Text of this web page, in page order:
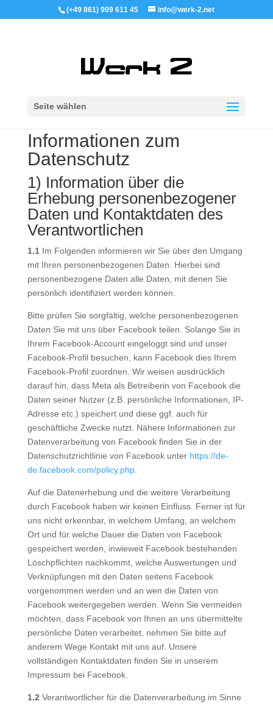
(+49 861) 909 611 45 info@werk-2.net
Seite wählen
Informationen zum
Datenschutz
1) Information über die
Erhebung personenbezogener
Daten und Kontaktdaten des
Verantwortlichen
1.1Im Folgenden informieren wir Sie über den Umgang
mit Ihren personenbezogenen Daten. Hierbei sind
personenbezogene Daten alle Daten, mit denen Sie
persönlich identifiziert werden können.
Bitte prüfen Sie sorgfältig, welche personenbezogenen
Daten Sie mit uns über Facebook teilen. Solange Sie in
Ihrem Facebook-Account eingeloggt sind und unser
Facebook-Profil besuchen, kann Facebook dies Ihrem
Facebook-Profil zuordnen. Wir weisen ausdrücklich
darauf hin, dass Meta als Betreiberin von Facebook die
Daten seiner Nutzer (z.B. persönliche Informationen, IP-
Adresse etc.) speichert und diese ggf. auch für
geschäftliche Zwecke nutzt. Nähere Informationen zur
Datenverarbeitung von Facebook finden Sie in der
Datenschutzrichtlinie von Facebook unter https://de-
de.facebook.com/policy.php.
Auf die Datenerhebung und die weitere Verarbeitung
durch Facebook haben wir keinen Einfluss. Ferner ist für
uns nicht erkennbar, in welchem Umfang, an welchem
Ort und für welche Dauer die Daten von Facebook
gespeichert werden, inwieweit Facebook bestehenden
Löschpflichten nachkommt, welche Auswertungen und
Verknüpfungen mit den Daten seitens Facebook
vorgenommen werden und an wen die Daten von
Facebook weitergegeben werden. Wenn Sie vermeiden
möchten, dass Facebook von Ihnen an uns übermittelte
persönliche Daten verarbeitet, nehmen Sie bitte auf
anderem Wege Kontakt mit uns auf. Unsere
vollständigen Kontaktdaten finden Sie in unserem
Impressum bei Facebook.
1.2 Verantwortlicher für die Datenverarbeitung im Sinne